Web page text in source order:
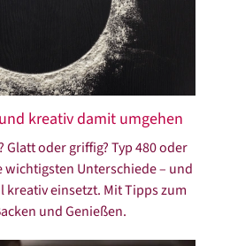
kreativ damit umgehen
Glatt oder griffig? Typ 480 oder
wichtigsten Unterschiede – und
kreativ einsetzt. Mit Tipps zum
und Genießen.